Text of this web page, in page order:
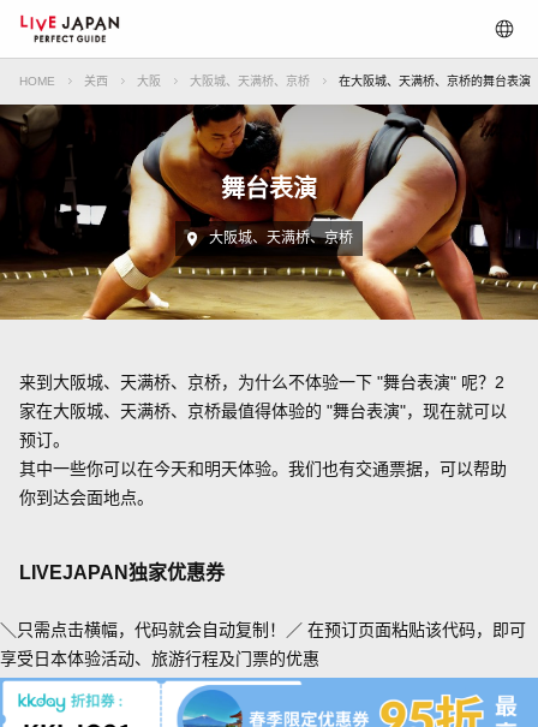
HOME 关西 大阪 大阪城、天满桥、京桥 在大阪城、天满桥、京桥的舞台表演
舞台表演
大阪城、天满桥、京桥
来到大阪城、天满桥、京桥，为什么不体验一下 "舞台表演" 呢？2
家在大阪城、天满桥、京桥最值得体验的 "舞台表演"，现在就可以
预订。
其中一些你可以在今天和明天体验。我们也有交通票据，可以帮助
你到达会面地点。
LIVEJAPAN独家优惠券
＼只需点击横幅，代码就会自动复制！／ 在预订页面粘贴该代码，即可
享受日本体验活动、旅游行程及门票的优惠